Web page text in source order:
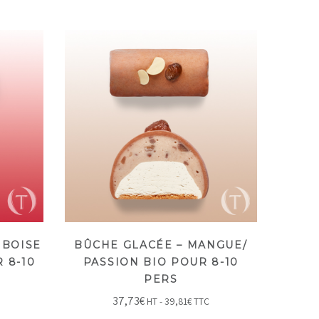
8-10
BÛCHE GLACÉE – MANGUE/
PASSION BIO POUR 8-10
PERS
37,73€ HT -39,81€TTC